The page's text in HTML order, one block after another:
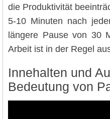
die Produktivität
5-10 Minuten nach
längere Pause von 30
Arbeit ist in der Regel
Innehalten und
Bedeutung von